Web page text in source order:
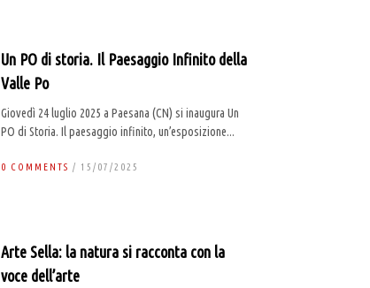
Un PO di storia. Il Paesaggio Infinito della
Valle Po
Giovedì 24 luglio 2025 a Paesana (CN) si inaugura Un
PO di Storia. Il paesaggio infinito, un’esposizione...
0 COMMENTS / 15/07/2025
Arte Sella: la natura si racconta con la
voce dell’arte